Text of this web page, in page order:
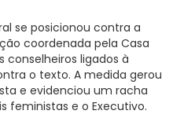
se posicionou contra a
coordenada pela Casa
conselheiros ligados à
o texto. A medida gerou
e evidenciou um racha
feministas e o Executivo.